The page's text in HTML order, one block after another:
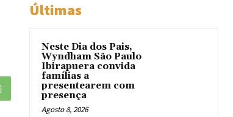
Últimas
Neste Dia dos Pais,
Wyndham São Paulo
Ibirapuera convida
famílias a
presentearem com
presença
Agosto 8, 2026